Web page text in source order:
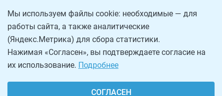
Мы используем файлы cookie: необходимые — для
работы сайта, а также аналитические
(Яндекс.Метрика) для сбора статистики.
Нажимая «Согласен», вы подтверждаете согласие на
их использование. Подробнее
СОГЛАСЕН